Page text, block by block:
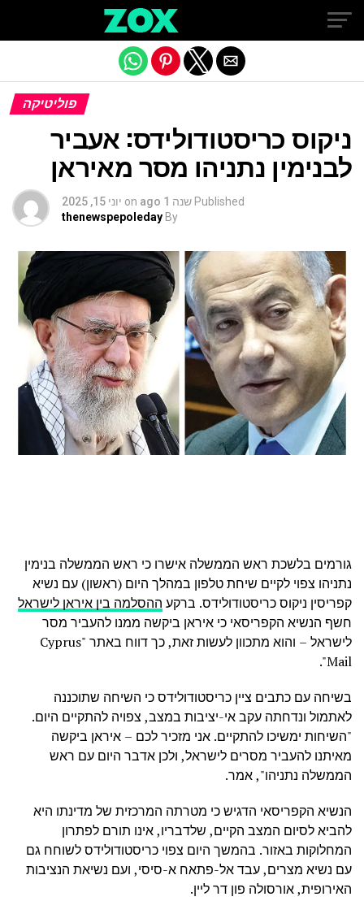
פוליטיקה
ניקוס כריסטודולידס: אעביר
לבנימין נתניהו מסר מאיראן
Published שנה 1 ago on יוני 15, 2025
By
thenewspepoleday
גורמים בלשכת ראש הממשלה אישרו כי ראש הממשלה בנימין
נתניהו צפוי לקיים שיחת טלפון במהלך היום (ראשון) עם נשיא
קפריסין ניקוס כריסטודולידס. ברקע ההסלמה בין איראן לישראל
חשף הנשיא הקפריסאי כי איראן ביקשה ממנו להעביר מסר
לישראל – והוא מתכוון לעשות זאת, כך דווח באתר "Cyprus
Mail".
בשיחה עם כתבים ציין כריסטודולידס כי השיחה שתוכננה
לאתמול ונדחתה עקב אי-יציבות במצב, צפויה להתקיים היום.
"השיחות ימשיכו להתקיים. אני מזכיר לכם – איראן ביקשה
מאיתנו להעביר מסרים לישראל, ולכן אדבר היום עם ראש
הממשלה נתניהו", אמר.
הנשיא הקפריסאי הדגיש כי מטרתה המרכזית של מדינתו היא
להביא לסיום המצב הקיים, שלדבריו, אינו תורם לפתרון
המחלוקות באזור. בהמשך היום צפוי כריסטודולידס לשוחח גם
עם נשיא מצרים, עבד אל-פתאח א-סיסי, ועם נשיאת הנציבות
האירופית, אורסולה פון דר ליין.
Exit mobile version